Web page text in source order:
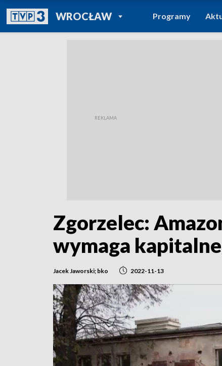
WROCŁAWPOWRÓT DO
TVP REGIONY
Programy
Zgorzelec:
wymaga
Jacek Jaworski; bko 2022-11-13